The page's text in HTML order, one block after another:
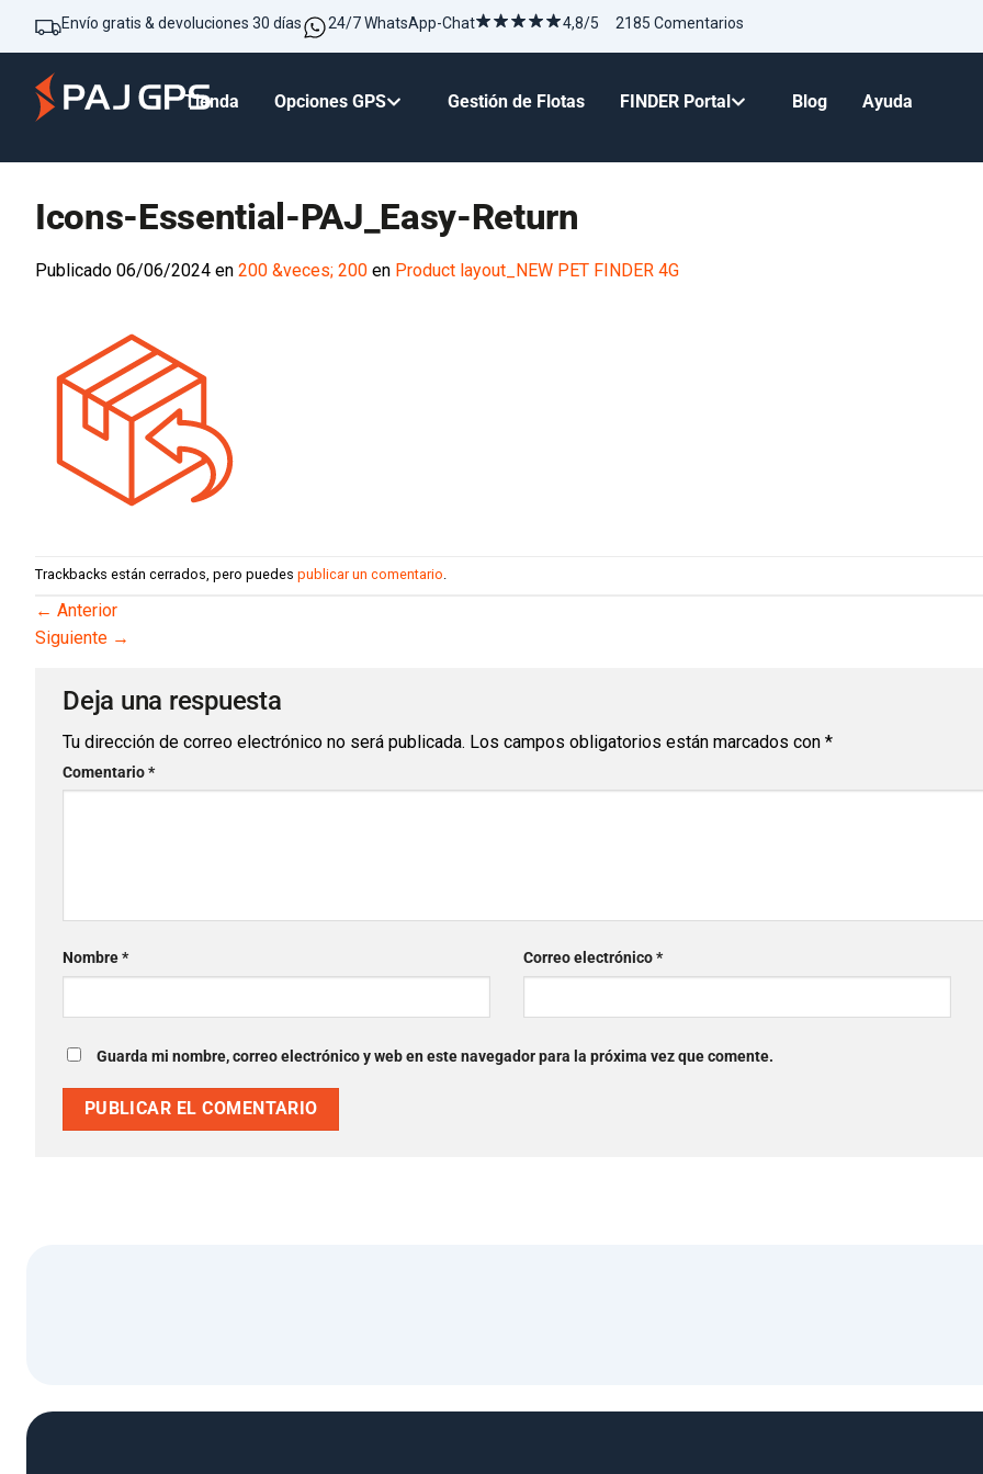
Envío gratis & devoluciones 30 días 24/7 WhatsApp-Chat 4,8/5 2185 Comentarios
Tienda Opciones GPS Gestión de Flotas FINDER Portal Blog Ayuda
Icons-Essential-PAJ_Easy-Return
Publicado 06/06/2024 en 200 &veces; 200 en Product layout_NEW PET FINDER 4G
Trackbacks están cerrados, pero puedes publicar un comentario
← Anterior
Siguiente →
Deja una respuesta
Tu dirección de correo electrónico no será publicada. Los campos obligatorios están marcados con *
Comentario*
Nombre* Correo electrónico*
Guarda mi nombre, correo electrónico y web en este navegador para la próxima vez que comente.